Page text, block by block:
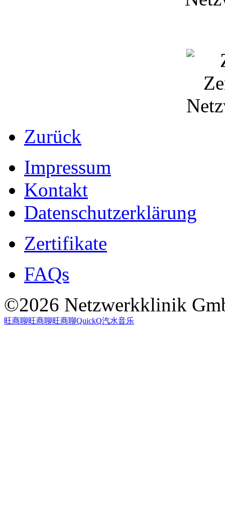
Zurück
Impressum
Kontakt
Datenschutzerklärung
Zertifikate
FAQs
©2026 Netzwerkklinik
旺商聊旺商聊旺商聊QuickQ汽水音乐